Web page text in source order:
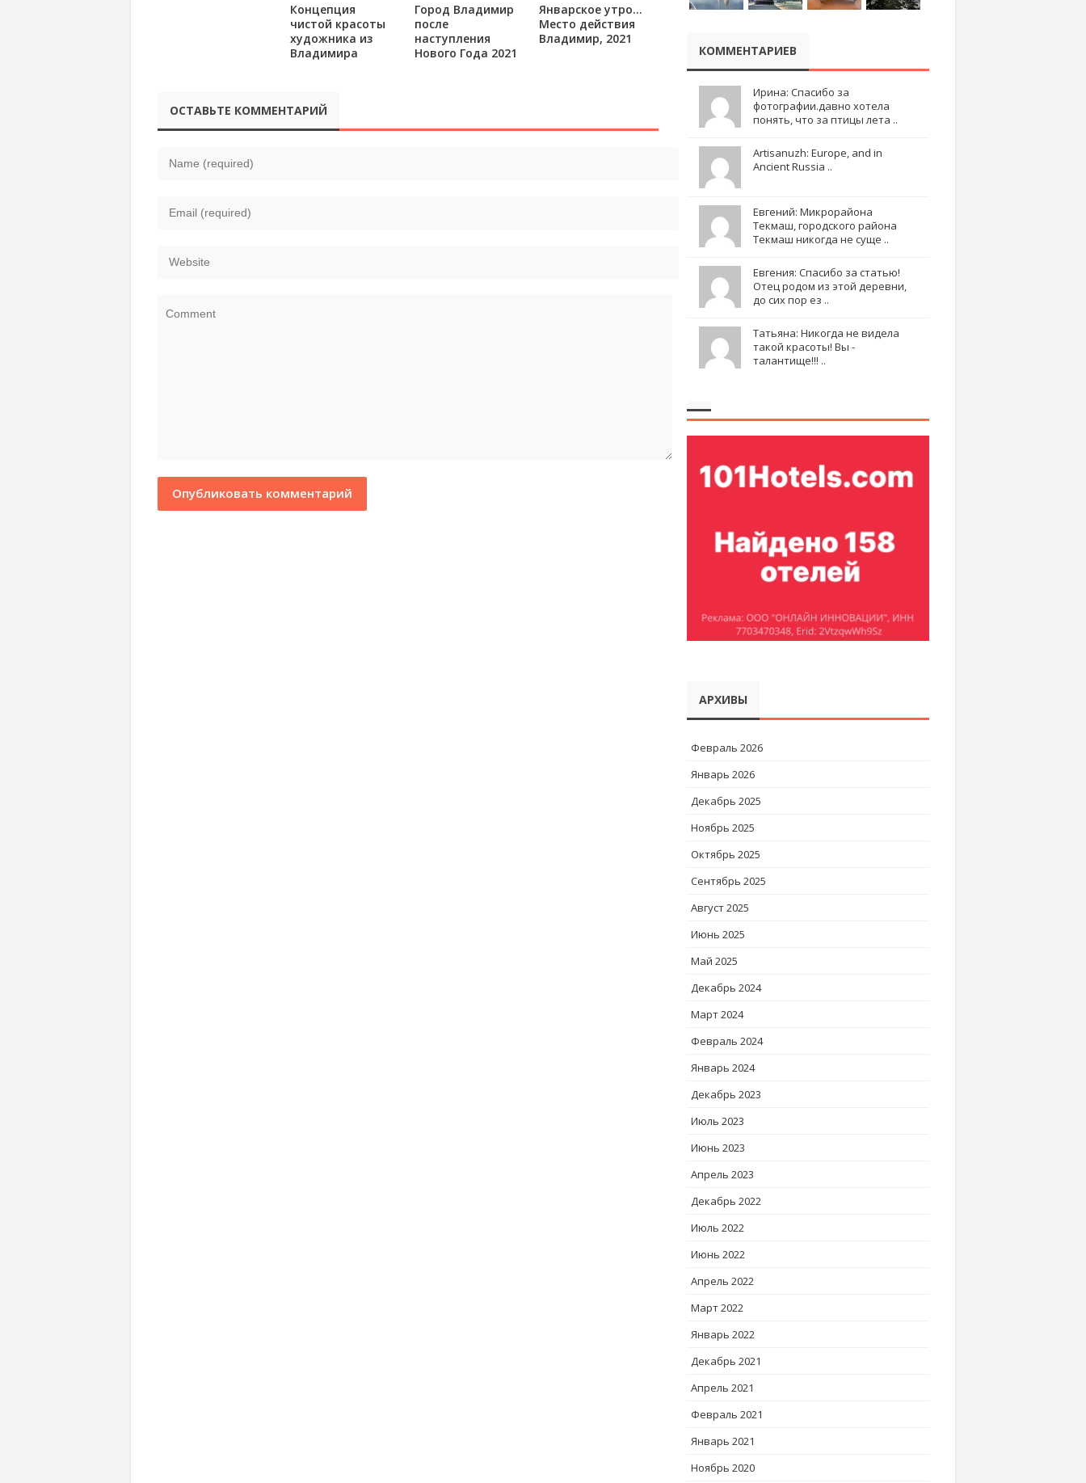
Концепция
чистой красоты
художника из
Владимира
Город Владимир
после
наступления
Нового Года 2021
Январское утро…
Место действия
Владимир, 2021
ОСТАВЬТЕ КОММЕНТАРИЙ
КОММЕНТАРИЕВ
Ирина: Спасибо за
фотографии.давно хотела
понять, что за птицы лета ..
Artisanuzh: Europe, and in
Ancient Russia ..
Евгений: Микрорайона
Текмаш, городского района
Текмаш никогда не суще ..
Евгения: Спасибо за статью!
Отец родом из этой деревни,
до сих пор ез ..
Татьяна: Никогда не видела
такой красоты! Вы -
талантище!!! ..
АРХИВЫ
Февраль 2026
Январь 2026
Декабрь 2025
Ноябрь 2025
Октябрь 2025
Сентябрь 2025
Август 2025
Июнь 2025
Май 2025
Декабрь 2024
Март 2024
Февраль 2024
Январь 2024
Декабрь 2023
Июль 2023
Июнь 2023
Апрель 2023
Декабрь 2022
Июль 2022
Июнь 2022
Апрель 2022
Март 2022
Январь 2022
Декабрь 2021
Апрель 2021
Февраль 2021
Январь 2021
Ноябрь 2020